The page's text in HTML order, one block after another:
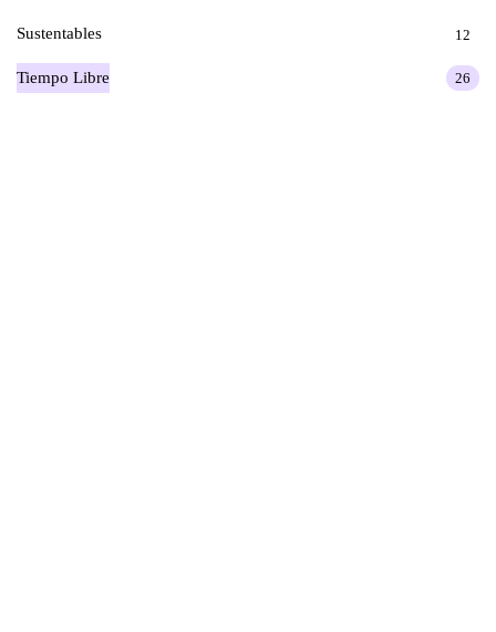
Sustentables 12
Tiempo Libre 26